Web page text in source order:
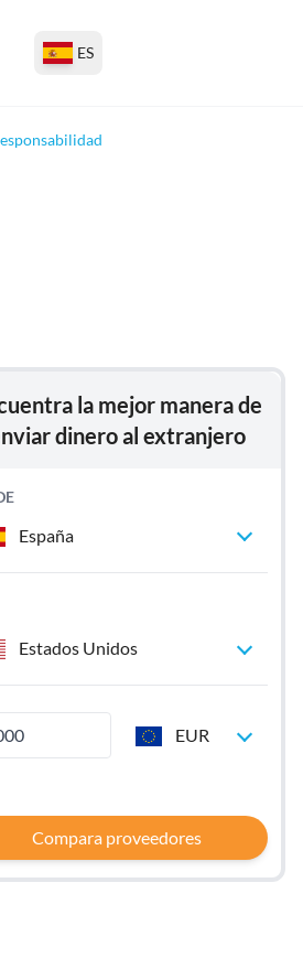
ES
la mejor manera de
dinero al extranjero
España
Estados Unidos
EUR
Compara proveedores